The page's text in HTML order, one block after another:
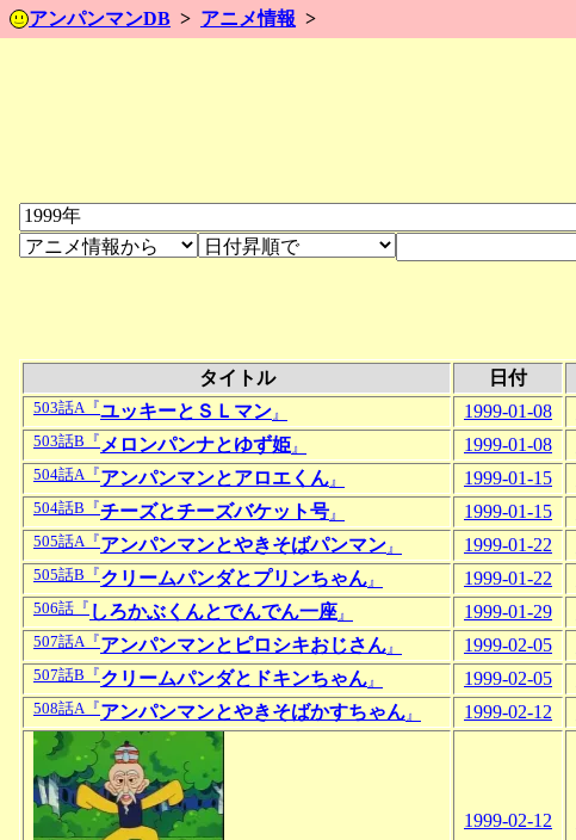
アンパンマンDB アニメ情報
タイトル 日付
503話A『ユッキーとＳＬマン 』 1999-01-08
503話B『 メロンパンナとゆず姫 』 1999-01-08
504話A『アンパンマンとアロエくん 』 1999-01-15
504話B『チーズとチーズバケット号 』 1999-01-15
505話A『アンパンマンとやきそばパンマン 』 1999-01-22
505話B『クリームパンダとプリンちゃん 』 1999-01-22
506話『 しろかぶくんとでんでん一座 』 1999-01-29
507話A『アンパンマンとピロシキおじさん 』 1999-02-05
507話B『クリームパンダとドキンちゃん 』 1999-02-05
508話A『アンパンマンとやきそばかすちゃん 』 1999-02-12
1999-02-12